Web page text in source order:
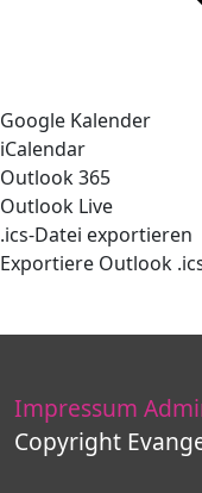
Google Kalender
iCalendar
Outlook 365
Outlook Live
.ics-Datei exportieren
Exportiere Outlook
Impressum
Copyright